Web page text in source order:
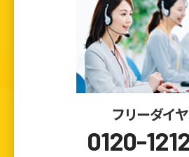
フリーダイ
0120-